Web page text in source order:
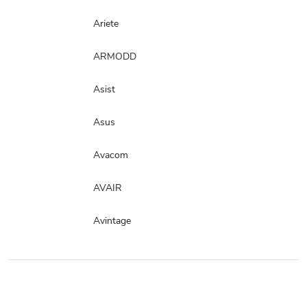
Ariete
ARMODD
Asist
Asus
Avacom
AVAIR
Avintage